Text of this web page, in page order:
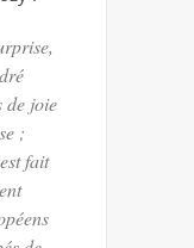
de joie
;
fait